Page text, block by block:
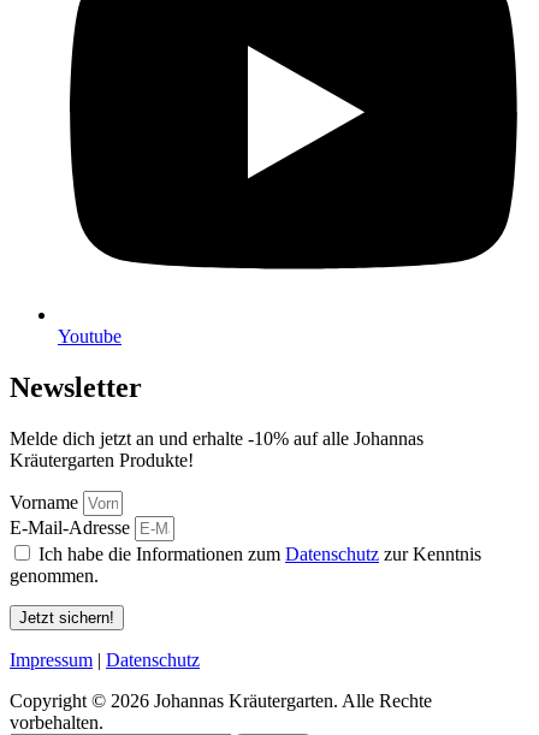
Youtube
Newsletter
Melde dich jetzt an und erhalte -10% auf alle Johannas
Kräutergarten Produkte!
Vorname
E-Mail-Adresse
Ich habe die Informationen zum Datenschutz zur Kenntnis
genommen.
Jetzt sichern!
Impressum | Datenschutz
Copyright © 2026 Johannas Kräutergarten. Alle Rechte
vorbehalten.